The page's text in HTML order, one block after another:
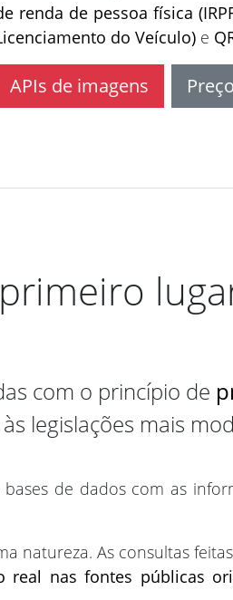
renda de pessoa física
do Veículo) e
APIs de imagens
com o princípio de
legislações mais
de dados com as
natureza. As consultas
real nas fontes públicas